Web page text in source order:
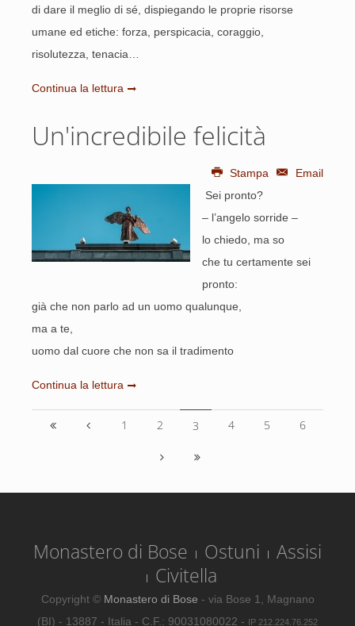
di dare il meglio di sé, dispiegando le proprie risorse
umane ed etiche: forza, perspicacia, coraggio,
risolutezza, tenacia…
Continua la lettura
Un'incredibile felicità
Stampa
Email
Sei pronto?
– l’angelo sorride –
lo chiedo, ma so
che tu certamente sei
pronto:
già che non parlo ad un uomo qualunque,
ma a te,
uomo dal cuore che non sa il tradimento
Continua la lettura
1 2 3 4 5 6
Monastero di Bose Ostuni
Assisi
Civitella
Copyright © Monastero di Bose - via Bose 1, Magnano
(BI) - 13887 - Italia - C.F.: 90031080022 - IP 212.224.76.252